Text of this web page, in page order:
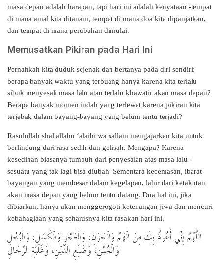
masa depan adalah harapan, tapi hari ini adalah kenyataan -tempat
di mana amal kita ditanam, tempat di mana doa kita dipanjatkan,
dan tempat di mana perubahan dimulai.
Memusatkan Pikiran pada Hari Ini
Pernahkah kita duduk sejenak dan bertanya pada diri sendiri:
berapa banyak waktu yang terbuang hanya karena kita terlalu
sibuk menyesali masa lalu atau terlalu khawatir akan masa depan?
Berapa banyak momen indah yang terlewat karena pikiran kita
terjebak dalam bayang-bayang yang belum tentu terjadi?
Rasulullah shallallāhu ‘alaihi wa sallam mengajarkan kita untuk
berlindung dari rasa sedih dan gelisah. Mengapa? Karena
kesedihan biasanya tumbuh dari penyesalan atas masa lalu -
sesuatu yang tak lagi bisa diubah. Sementara kecemasan, ibarat
bayangan yang membesar dalam kegelapan, lahir dari ketakutan
akan masa depan yang belum tentu datang. Dua hal ini, jika
dibiarkan, hanya akan menggerogoti ketenangan jiwa dan mencuri
kebahagiaan yang seharusnya kita rasakan hari ini.
اللَّهُمَّ إِنِّي أَعُوذُ بِكَ مِنَ الْهَمِّ وَالْحَزَنِ، وَالْعَجْزِ وَالْكَسَلِ، وَالْبُخْلِ
وَالْجُبْنِ، وَضَلَعِ الدَّيْنِ، وَغَلَبَةِ الرِّجَالِ